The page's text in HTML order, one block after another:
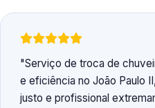
Serviço de troca de
e eficiência no João Paulo
justo e profissional